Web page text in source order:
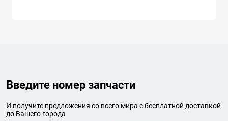
Введите номер запчасти
И получите предложения со всего мира с бесплатной доставкой
до Вашего города